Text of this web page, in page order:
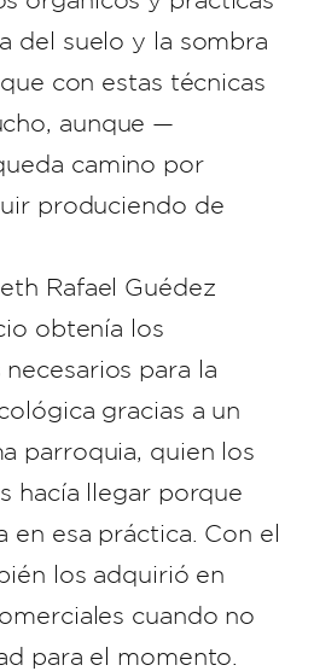
del suelo y la sombra
con estas técnicas
aunque —
camino por
produciendo de
Rafael Guédez
obtenía los
para la
gracias a un
parroquia, quien los
hacía llegar porque
en esa práctica. Con el
los adquirió en
cuando no
para el momento.